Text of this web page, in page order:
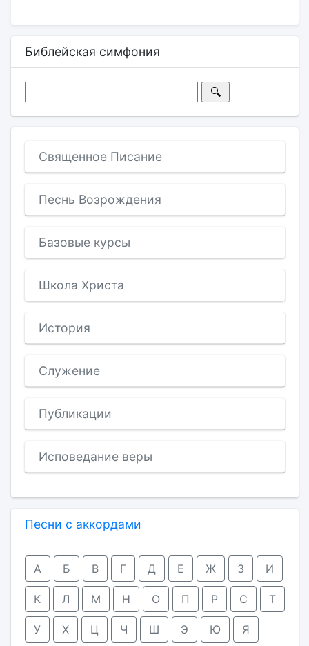
Библейская симфония
Священное Писание
Песнь Возрождения
Базовые курсы
Школа Христа
История
Служение
Публикации
Исповедание веры
Песни с аккордами
А Б В Г Д Е Ж З И
К Л М Н О П Р С Т
У Х Ц Ч Ш Э Ю Я